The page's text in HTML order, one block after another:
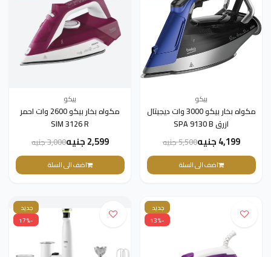
بيكو
مكواه بخار بيكو 3000 وات ديجيتال
ازرق SPA 9130 B
4,199 جنيه 5,500 جنيه
اضف الى السلة
بيكو
مكواه بخار بيكو 2600 وات احمر
SIM 3126 R
2,599 جنيه 3,000 جنيه
اضف الى السلة
جديد
-13%
جديد
-17%